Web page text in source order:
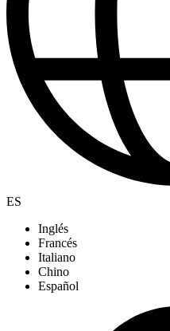
ES
Inglés
Francés
Italiano
Chino
Español